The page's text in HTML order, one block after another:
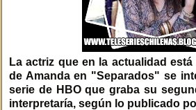
La actriz que en la actualidad
de Amanda en "Separados" se
serie de HBO que graba su
interpretaría, según lo publicado